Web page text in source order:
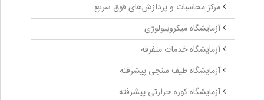
مرکز محاسبات و پردازش‌های فوق سریع
آزمایشگاه میکروبیولوژی
آزمایشگاه خدمات متفرقه
آزمایشگاه طیف سنجی پیشرفته
آزمایشگاه کوره حرارتی پیشرفته